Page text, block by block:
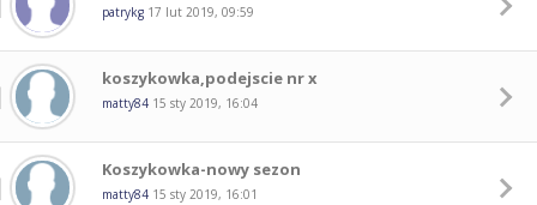
patrykg 17 lut 2019, 09:59
koszykowka,podejscie nr x
matty84 15 sty 2019, 16:04
Koszykowka-nowy sezon
matty84 15 sty 2019, 16:01